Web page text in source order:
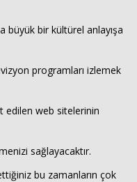
büyük bir kültürel anlayışa
programları izlemek
edilen web sitelerinin
sağlayacaktır.
bu zamanların çok
Haberin Doğru Adresi.